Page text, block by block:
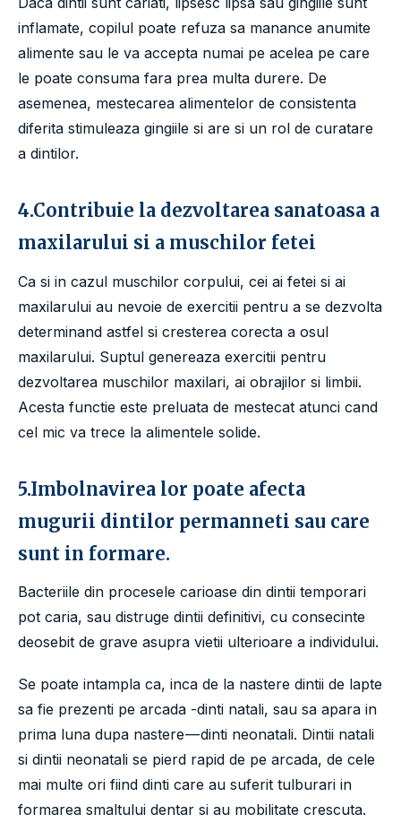
inflamate, copilul poate refuza sa manance anumite
alimente sau le va accepta numai pe acelea pe care
le poate consuma fara prea multa durere. De
asemenea, mestecarea alimentelor de consistenta
diferita stimuleaza gingiile si are si un rol de curatare
a dintilor.
4.Contribuie la dezvoltarea sanatoasa a
maxilarului si a muschilor fetei
Ca si in cazul muschilor corpului, cei ai fetei si ai
maxilarului au nevoie de exercitii pentru a se dezvolta
determinand astfel si cresterea corecta a osul
maxilarului. Suptul genereaza exercitii pentru
dezvoltarea muschilor maxilari, ai obrajilor si limbii.
Acesta functie este preluata de mestecat atunci cand
cel mic va trece la alimentele solide.
5.Imbolnavirea lor poate afecta
mugurii dintilor permanneti sau care
sunt in formare.
Bacteriile din procesele carioase din dintii temporari
pot caria, sau distruge dintii definitivi, cu consecinte
deosebit de grave asupra vietii ulterioare a individului.
Se poate intampla ca, inca de la nastere dintii de lapte
sa fie prezenti pe arcada -dinti natali, sau sa apara in
prima luna dupa nastere — dinti neonatali. Dintii natali
si dintii neonatali se pierd rapid de pe arcada, de cele
mai multe ori fiind dinti care au suferit tulburari in
formarea smaltului dentar si au mobilitate crescuta.